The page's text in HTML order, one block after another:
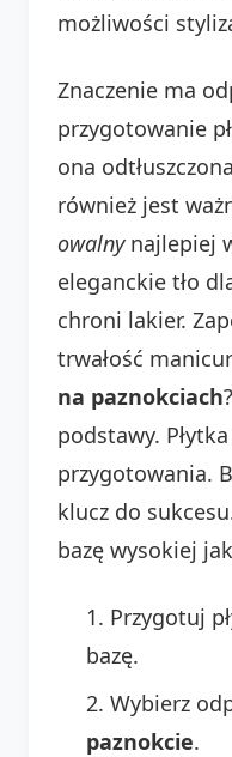
możliwości
Znaczenie ma
przygotowanie
ona
również jest
owalnynajlepiej
eleganckie tło
chroni lakier.
trwałość
na paznokciach
podstawy.
przygotowania.
klucz do
bazę wysokiej
Przygotuj
bazę.
Wybierz
paznokcie.